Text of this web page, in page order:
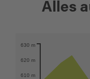
Alles
610 m
620 m
630 m